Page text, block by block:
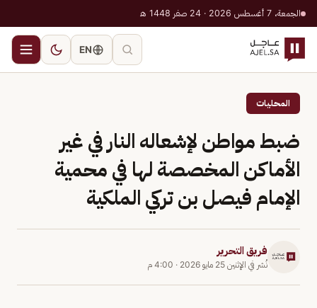
الجمعة، 7 أغسطس 2026 · 24 صفر 1448 هـ
EN
المحليات
ضبط مواطن لإشعاله النار في غير
الأماكن المخصصة لها في محمية
الإمام فيصل بن تركي الملكية
فريق التحرير
نُشر في الإثنين 25 مايو 2026 · 4:00 م